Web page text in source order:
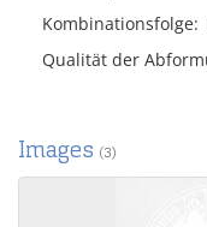
Kombinationsfolge
Qualität der
Images (3)